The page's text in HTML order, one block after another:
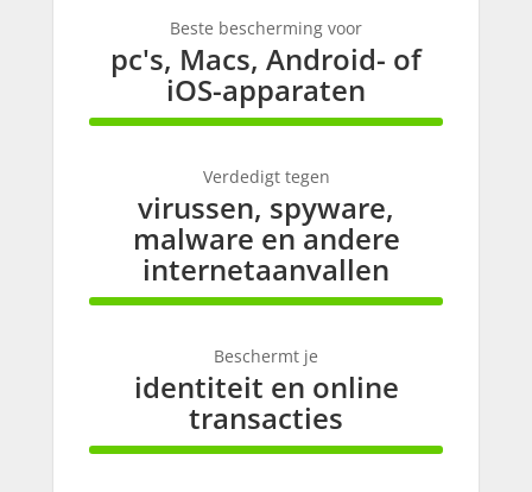
Beste bescherming voor
pc's, Macs, Android- of
iOS-apparaten
100% Complete
Verdedigt tegen
virussen, spyware,
malware en andere
internetaanvallen
100% Complete
Beschermt je
identiteit en online
transacties
100% Complete